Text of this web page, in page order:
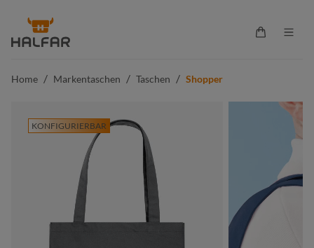
springen
Home / Markentaschen / Taschen / Shopper
KONFIGURIERBAR